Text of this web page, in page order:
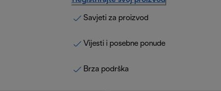
Savjeti za proizvod
Vijesti i posebne ponude
Brza podrška